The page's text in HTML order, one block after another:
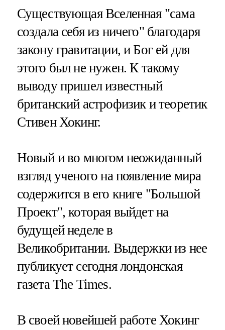
Существующая Вселенная "сама
создала себя из ничего" благодаря
закону гравитации, и Бог ей для
этого был не нужен. К такому
выводу пришел известный
британский астрофизик и теоретик
Стивен Хокинг.
Новый и во многом неожиданный
взгляд ученого на появление мира
содержится в его книге "Большой
Проект", которая выйдет на
будущей неделе в
Великобритании. Выдержки из нее
публикует сегодня лондонская
газета The Times.
В своей новейшей работе Хокинг